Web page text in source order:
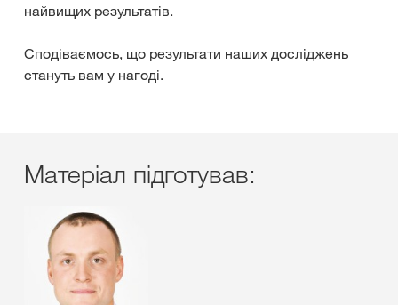
найвищих результатів.
Сподіваємось, що результати наших досліджень
стануть вам у нагоді.
Матеріал підготував: